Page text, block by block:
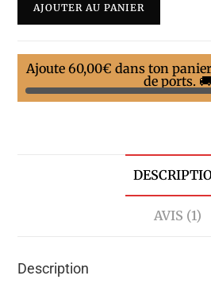
AJOUTER AU PANIER
Ajoute 60,00€ dans ton
de ports. 🚚
AVIS (1)
Description